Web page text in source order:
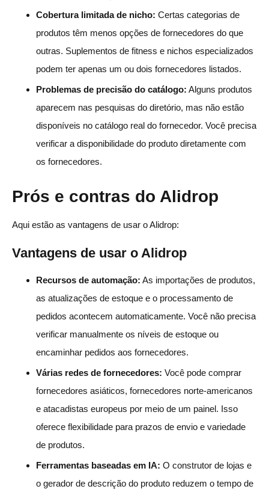
Cobertura limitada de nicho: Certas categorias de
produtos têm menos opções de fornecedores do que
outras. Suplementos de fitness e nichos especializados
podem ter apenas um ou dois fornecedores listados.
Problemas de precisão do catálogo: Alguns produtos
aparecem nas pesquisas do diretório, mas não estão
disponíveis no catálogo real do fornecedor. Você precisa
verificar a disponibilidade do produto diretamente com
os fornecedores.
Prós e contras do Alidrop
Aqui estão as vantagens de usar o Alidrop:
Vantagens de usar o Alidrop
Recursos de automação: As importações de produtos,
as atualizações de estoque e o processamento de
pedidos acontecem automaticamente. Você não precisa
verificar manualmente os níveis de estoque ou
encaminhar pedidos aos fornecedores.
Várias redes de fornecedores: Você pode comprar
fornecedores asiáticos, fornecedores norte-americanos
e atacadistas europeus por meio de um painel. Isso
oferece flexibilidade para prazos de envio e variedade
de produtos.
Ferramentas baseadas em IA: O construtor de lojas e
o gerador de descrição do produto reduzem o tempo de